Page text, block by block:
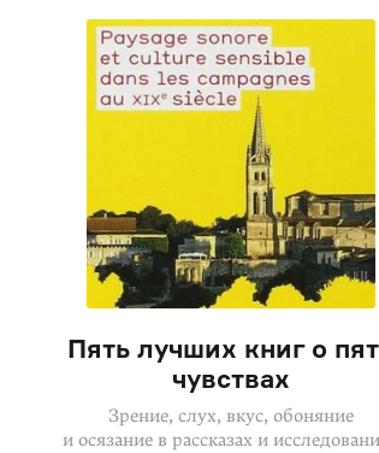
Пять лучших книг о
чувствах
Зрение, слух, вкус, обоняние
и осязание в рассказах и